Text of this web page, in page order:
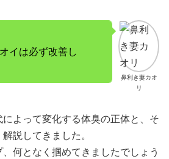
鼻利き妻カオ
リ
イは必ず改善し
よって変化する体臭の正体と、そ
説してきました。
何となく掴めてきましたでしょう